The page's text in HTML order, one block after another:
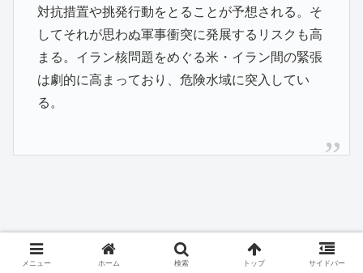
対抗措置や挑発行動をとることが予想される。そ
してそれが思わぬ軍事衝突に発展するリスクも高
まる。イラン核問題をめぐる米・イラン間の緊張
は劇的に高まっており、危険水域に突入してい
る。
メニュー ホーム 検索 トップ サイドバー